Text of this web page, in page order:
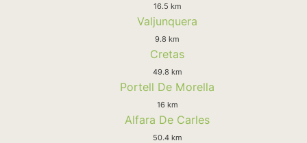
16.5 km
Valjunquera
9.8 km
Cretas
49.8 km
Portell De Morella
16 km
Alfara De Carles
50.4 km